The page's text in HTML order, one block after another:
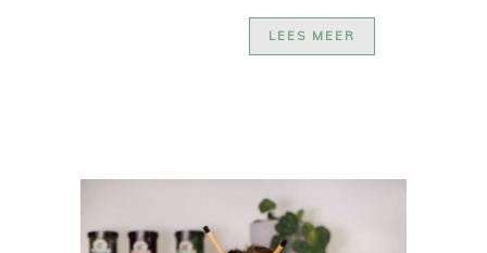
LEES MEER